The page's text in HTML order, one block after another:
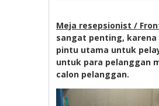
Meja resepsionist /
sangat penting, karena
pintu utama untuk
untuk para pelanggan
calon pelanggan.